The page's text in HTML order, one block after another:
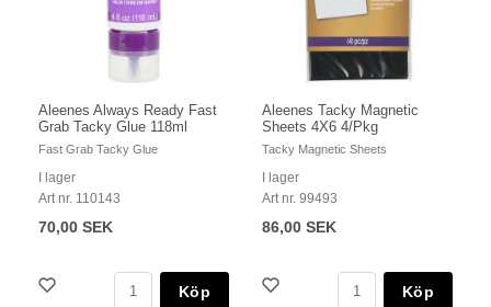
Aleenes Always Ready Fast
Grab Tacky Glue 118ml
Fast Grab Tacky Glue
I lager
Art nr. 110143
70,00 SEK
Köp
Aleenes Tacky Magnetic
Sheets 4X6 4/Pkg
Tacky Magnetic Sheets
I lager
Art nr. 99493
86,00 SEK
Köp